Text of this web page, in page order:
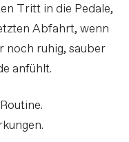
Tritt in die Pedale,
Abfahrt, wenn
noch ruhig, sauber
anfühlt.